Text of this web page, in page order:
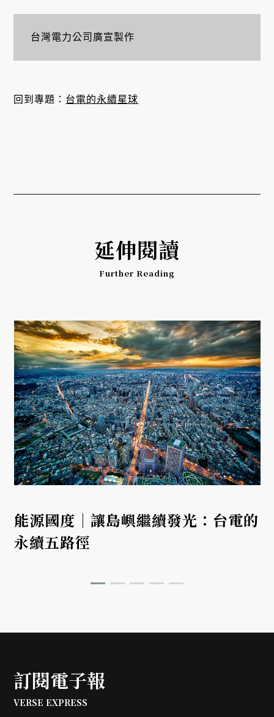
台灣電力公司廣宣製作
回到專題： 台電的永續星球
延伸閱讀
Further Reading
能源國度｜讓島嶼繼續發光：台電的
永續五路徑
訂閱電子報
VERSE EXPRESS